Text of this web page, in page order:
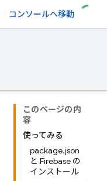
コンソールへ移動
このページの内
容
使ってみる
package.json
と Firebase の
インストール